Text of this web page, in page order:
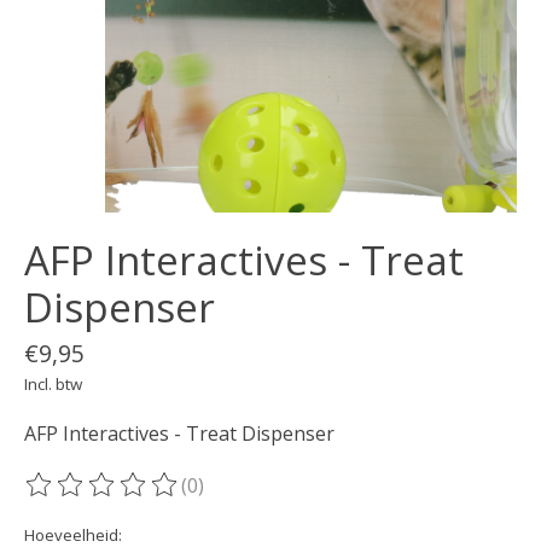
AFP Interactives - Treat
Dispenser
€9,95
Incl. btw
AFP Interactives - Treat Dispenser
De beoordeling van dit product is
(0)
Hoeveelheid: